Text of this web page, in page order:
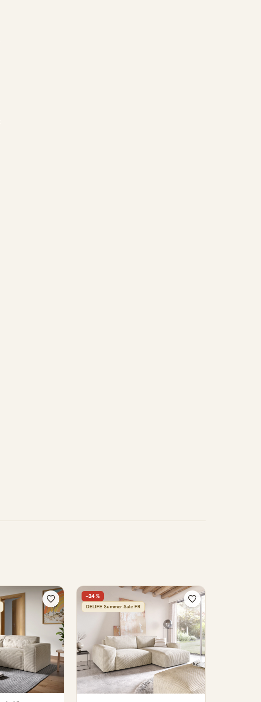
−24 %
DELIFE Summer Sale FR